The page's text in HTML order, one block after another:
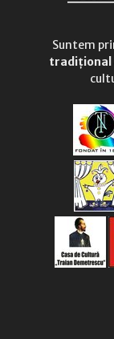
Suntem
tradițional